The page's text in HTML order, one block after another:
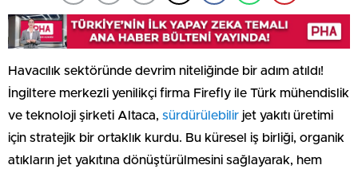
Havacılık sektöründe devrim niteliğinde bir adım atıldı!
İngiltere merkezli yenilikçi firma Firefly ile Türk mühendislik
ve teknoloji şirketi Altaca, sürdürülebilir jet yakıtı üretimi
için stratejik bir ortaklık kurdu. Bu küresel iş birliği, organik
atıkların jet yakıtına dönüştürülmesini sağlayarak, hem